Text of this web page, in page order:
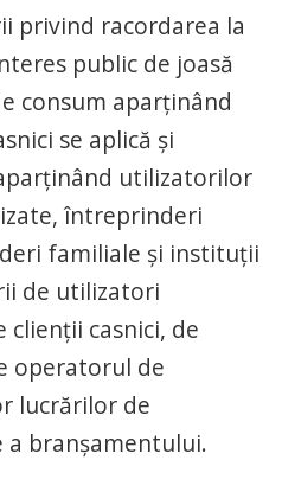
privind racordarea la
public de joasă
consum aparţinând
se aplică şi
utilizatorilor
întreprinderi
familiale şi instituţii
de utilizatori
casnici, de
operatorul de
lucrărilor de
a branşamentului.